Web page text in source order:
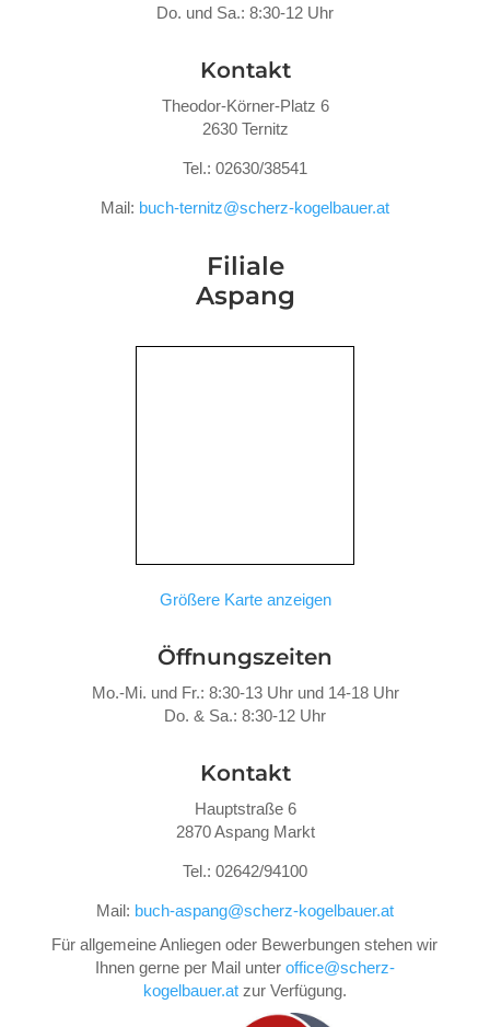
Do. und Sa.: 8:30-12 Uhr
Kontakt
Theodor-Körner-Platz 6
2630 Ternitz
Tel.: 02630/38541
Mail: buch-ternitz@scherz-kogelbauer.at
Filiale
Aspang
Größere Karte anzeigen
Öffnungszeiten
Mo.-Mi. und Fr.: 8:30-13 Uhr und 14-18 Uhr
Do. & Sa.: 8:30-12 Uhr
Kontakt
Hauptstraße 6
2870 Aspang Markt
Tel.: 02642/94100
Mail: buch-aspang@scherz-kogelbauer.at
Für allgemeine Anliegen oder Bewerbungen stehen wir
Ihnen gerne per Mail unter office@scherz-
kogelbauer.atzur Verfügung.